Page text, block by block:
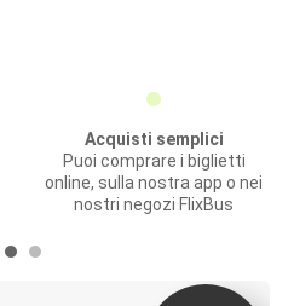
Acquisti semplici
Puoi comprare i biglietti
online, sulla nostra app o nei
nostri negozi FlixBus